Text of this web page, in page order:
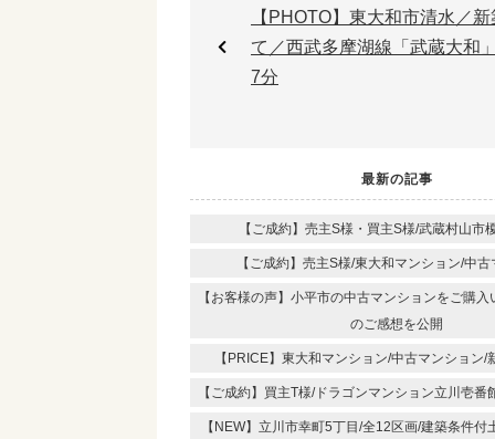
【PHOTO】東大和市清水／
て／西武多摩湖線「武蔵大和
7分
最新の記事
【ご成約】売主S様・買主S様/武蔵村山市
【ご成約】売主S様/東大和マンション/中
【お客様の声】小平市の中古マンションをご購
のご感想を公開
【PRICE】東大和マンション/中古マンション/
【ご成約】買主T様/ドラゴンマンション立川壱番
【NEW】立川市幸町5丁目/全12区画/建築条件付